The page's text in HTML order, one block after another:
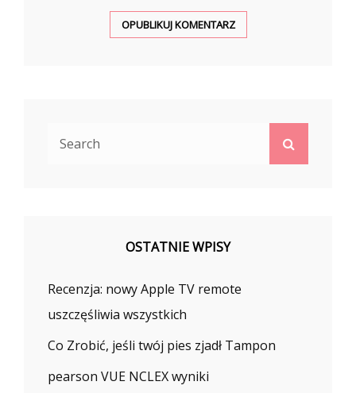
OSTATNIE WPISY
Recenzja: nowy Apple TV remote
uszczęśliwia wszystkich
Co Zrobić, jeśli twój pies zjadł Tampon
pearson VUE NCLEX wyniki